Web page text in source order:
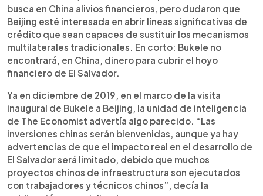
busca en China alivios financieros, pero dudaron que
Beijing esté interesada en abrir líneas significativas de
crédito que sean capaces de sustituir los mecanismos
multilaterales tradicionales. En corto: Bukele no
encontrará, en China, dinero para cubrir el hoyo
financiero de El Salvador.
Ya en diciembre de 2019, en el marco de la visita
inaugural de Bukele a Beijing, la unidad de inteligencia
de The Economist advertía algo parecido. “Las
inversiones chinas serán bienvenidas, aunque ya hay
advertencias de que el impacto real en el desarrollo de
El Salvador será limitado, debido que muchos
proyectos chinos de infraestructura son ejecutados
con trabajadores y técnicos chinos”, decía la